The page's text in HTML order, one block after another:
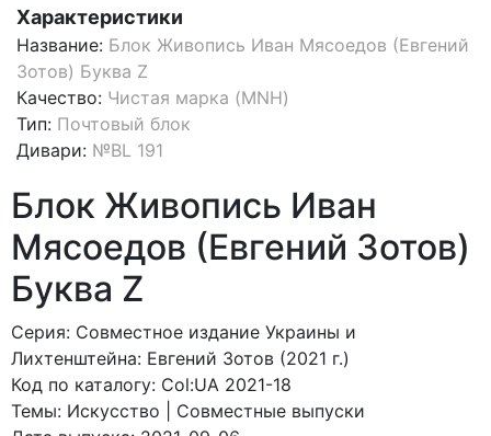
Характеристики
Название: Блок Живопись Иван Мясоедов (Евгений
Зотов) Буква Z
Качество: Чистая марка (MNH)
Тип: Почтовый блок
Дивари: №BL 191
Блок Живопись Иван
Мясоедов (Евгений Зотов)
Буква Z
Серия: Совместное издание Украины и
Лихтенштейна: Евгений Зотов (2021 г.)
Код по каталогy: Col:UA 2021-18
Темы: Искусство | Совместные выпуски